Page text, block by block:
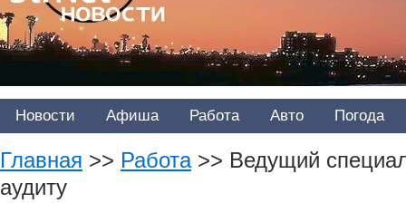
Новости Афиша Работа Авто Погода
Главная >> Работа>> Ведущий
аудиту